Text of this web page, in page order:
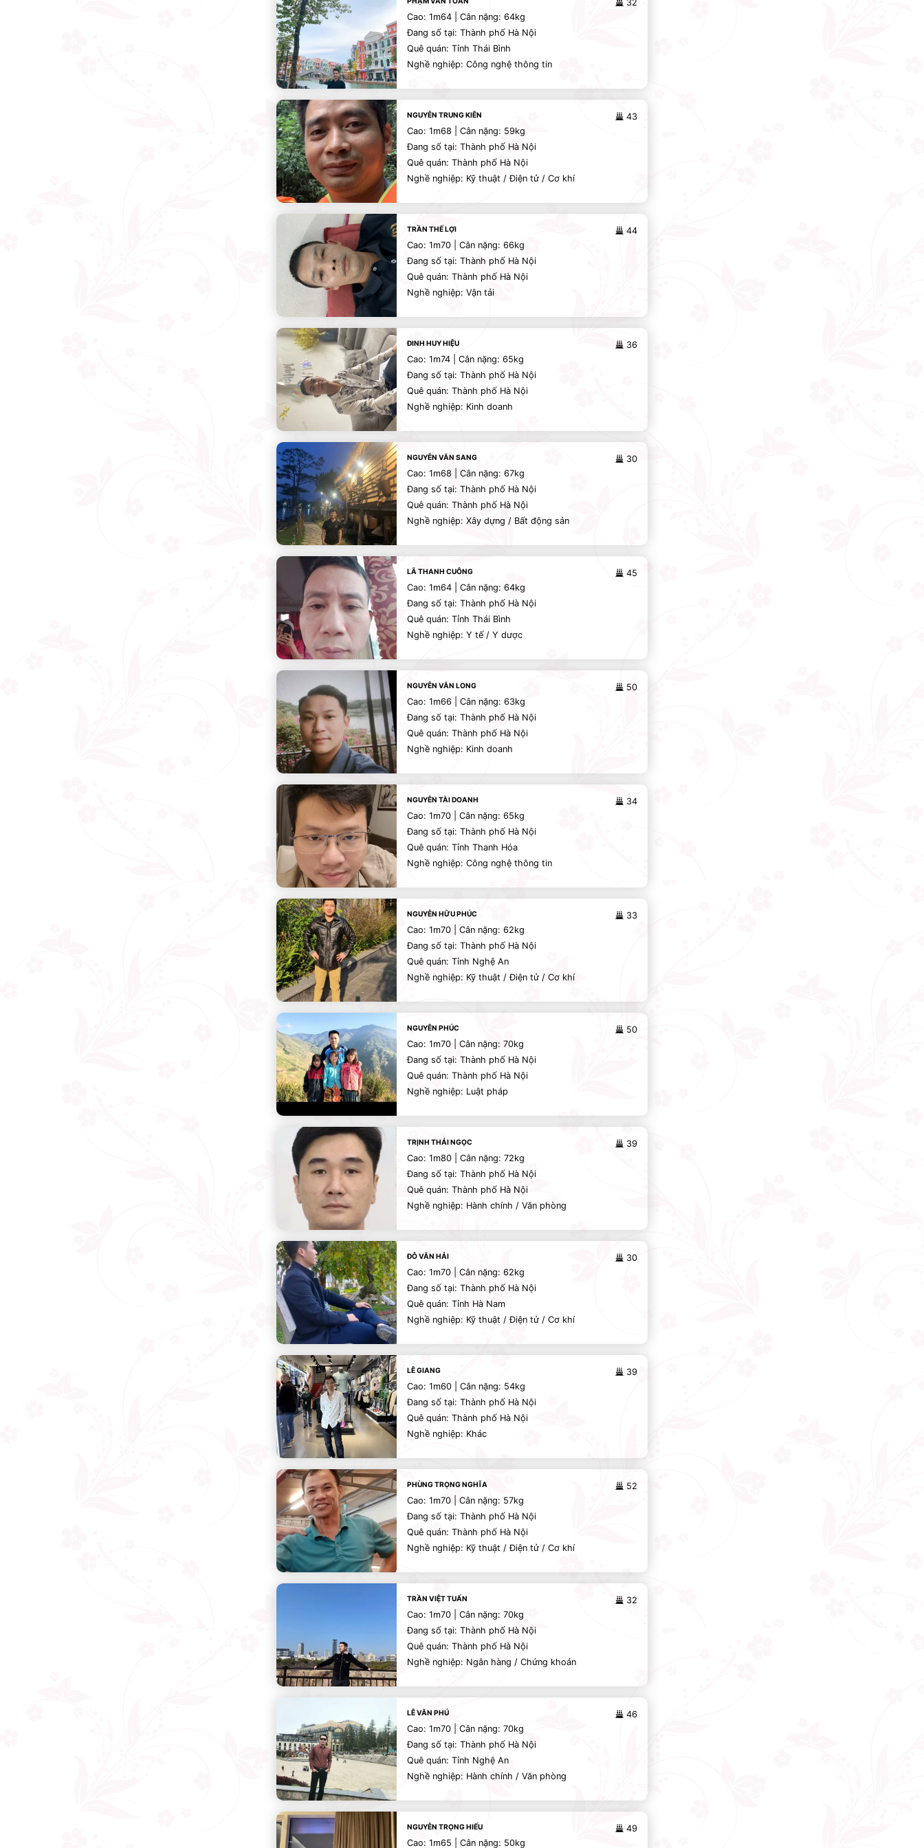
32
Cao: 1m64 | Cân nặng: 64kg
Đang số tại: Thành phố Hà Nội
Quê quán: Tỉnh Thái Bình
Nghề nghiệp: Công nghệ thông tin
43
NGUYỄN TRUNG KIÊN
Cao: 1m68 | Cân nặng: 59kg
Đang số tại: Thành phố Hà Nội
Quê quán: Thành phố Hà Nội
Nghề nghiệp: Kỹ thuật / Điện tử / Cơ khí
44
TRẦN THẾ LỢI
Cao: 1m70 | Cân nặng: 66kg
Đang số tại: Thành phố Hà Nội
Quê quán: Thành phố Hà Nội
Nghề nghiệp: Vận tải
36
ĐINH HUY HIỆU
Cao: 1m74 | Cân nặng: 65kg
Đang số tại: Thành phố Hà Nội
Quê quán: Thành phố Hà Nội
Nghề nghiệp: Kinh doanh
30
NGUYỄN VĂN SANG
Cao: 1m68 | Cân nặng: 67kg
Đang số tại: Thành phố Hà Nội
Quê quán: Thành phố Hà Nội
Nghề nghiệp: Xây dựng / Bất động sản
45
LÃ THANH CUÔNG
Cao: 1m64 | Cân nặng: 64kg
Đang số tại: Thành phố Hà Nội
Quê quán: Tỉnh Thái Bình
Nghề nghiệp: Y tế / Y dược
50
NGUYỄN VĂN LONG
Cao: 1m66 | Cân nặng: 63kg
Đang số tại: Thành phố Hà Nội
Quê quán: Thành phố Hà Nội
Nghề nghiệp: Kinh doanh
34
NGUYỄN TÀI DOANH
Cao: 1m70 | Cân nặng: 65kg
Đang số tại: Thành phố Hà Nội
Quê quán: Tỉnh Thanh Hóa
Nghề nghiệp: Công nghệ thông tin
33
NGUYỄN HỮU PHÚC
Cao: 1m70 | Cân nặng: 62kg
Đang số tại: Thành phố Hà Nội
Quê quán: Tỉnh Nghệ An
Nghề nghiệp: Kỹ thuật / Điện tử / Cơ khí
50
NGUYÊN PHÚC
Cao: 1m70 | Cân nặng: 70kg
Đang số tại: Thành phố Hà Nội
Quê quán: Thành phố Hà Nội
Nghề nghiệp: Luật pháp
39
TRỊNH THÁI NGỌC
Cao: 1m80 | Cân nặng: 72kg
Đang số tại: Thành phố Hà Nội
Quê quán: Thành phố Hà Nội
Nghề nghiệp: Hành chính / Văn phòng
30
ĐỖ VĂN HẢI
Cao: 1m70 | Cân nặng: 62kg
Đang số tại: Thành phố Hà Nội
Quê quán: Tỉnh Hà Nam
Nghề nghiệp: Kỹ thuật / Điện tử / Cơ khí
39
LÊ GIANG
Cao: 1m60 | Cân nặng: 54kg
Đang số tại: Thành phố Hà Nội
Quê quán: Thành phố Hà Nội
Nghề nghiệp: Khác
52
PHÙNG TRỌNG NGHĨA
Cao: 1m70 | Cân nặng: 57kg
Đang số tại: Thành phố Hà Nội
Quê quán: Thành phố Hà Nội
Nghề nghiệp: Kỹ thuật / Điện tử / Cơ khí
32
TRẦN VIỆT TUẤN
Cao: 1m70 | Cân nặng: 70kg
Đang số tại: Thành phố Hà Nội
Quê quán: Thành phố Hà Nội
Nghề nghiệp: Ngân hàng / Chứng khoán
46
LÊ VĂN PHÚ
Cao: 1m70 | Cân nặng: 70kg
Đang số tại: Thành phố Hà Nội
Quê quán: Tỉnh Nghệ An
Nghề nghiệp: Hành chính / Văn phòng
49
NGUYỄN TRỌNG HIẾU
Cao: 1m65 | Cân nặng: 50kg